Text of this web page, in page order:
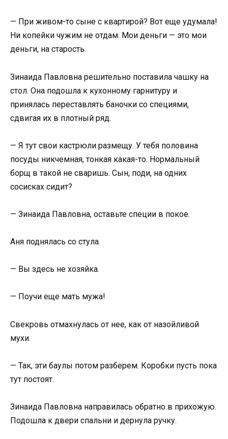
— При живом-то сыне с квартирой? Вот еще удумала!
Ни копейки чужим не отдам. Мои деньги — это мои
деньги, на старость.
Зинаида Павловна решительно поставила чашку на
стол. Она подошла к кухонному гарнитуру и
принялась переставлять баночки со специями,
сдвигая их в плотный ряд.
— Я тут свои кастрюли размещу. У тебя половина
посуды никчемная, тонкая какая-то. Нормальный
борщ в такой не сваришь. Сын, поди, на одних
сосисках сидит?
— Зинаида Павловна, оставьте специи в покое.
Аня поднялась со стула.
— Вы здесь не хозяйка.
— Поучи еще мать мужа!
Свекровь отмахнулась от нее, как от назойливой
мухи.
— Так, эти баулы потом разберем. Коробки пусть пока
тут постоят.
Зинаида Павловна направилась обратно в прихожую.
Подошла к двери спальни и дернула ручку.